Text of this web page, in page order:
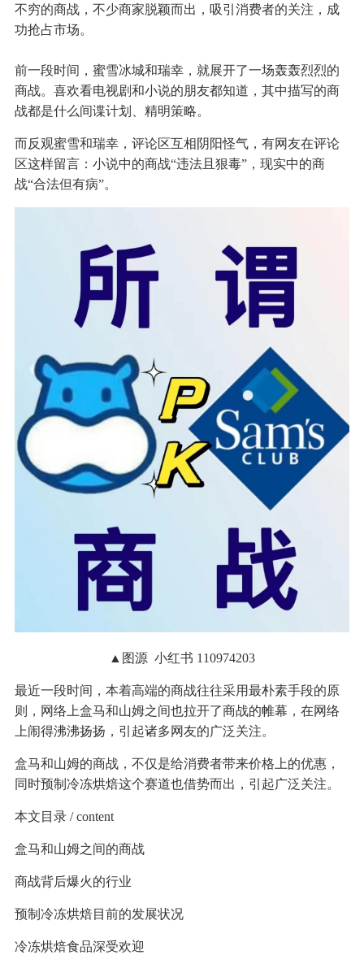
不穷的商战，不少商家脱颖而出，吸引消费者的关注，成
功抢占市场。
前一段时间，蜜雪冰城和瑞幸，就展开了一场轰轰烈烈的
商战。喜欢看电视剧和小说的朋友都知道，其中描写的商
战都是什么间谍计划、精明策略。
而反观蜜雪和瑞幸，评论区互相阴阳怪气，有网友在评论
区这样留言：小说中的商战“违法且狠毒”，现实中的商
战“合法但有病”。
▲图源 小红书 110974203
最近一段时间，本着高端的商战往往采用最朴素手段的原
则，网络上盒马和山姆之间也拉开了商战的帷幕，在网络
上闹得沸沸扬扬，引起诸多网友的广泛关注。
盒马和山姆的商战，不仅是给消费者带来价格上的优惠，
同时预制冷冻烘焙这个赛道也借势而出，引起广泛关注。
本文目录 / content
盒马和山姆之间的商战
商战背后爆火的行业
预制冷冻烘焙目前的发展状况
冷冻烘焙食品深受欢迎